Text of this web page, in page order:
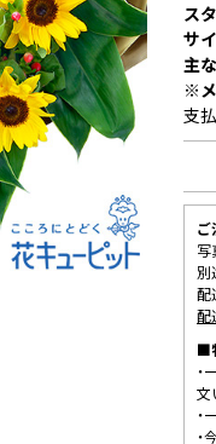
ス
サ
主
※メ
支
ご
写
別
配
配
■
文